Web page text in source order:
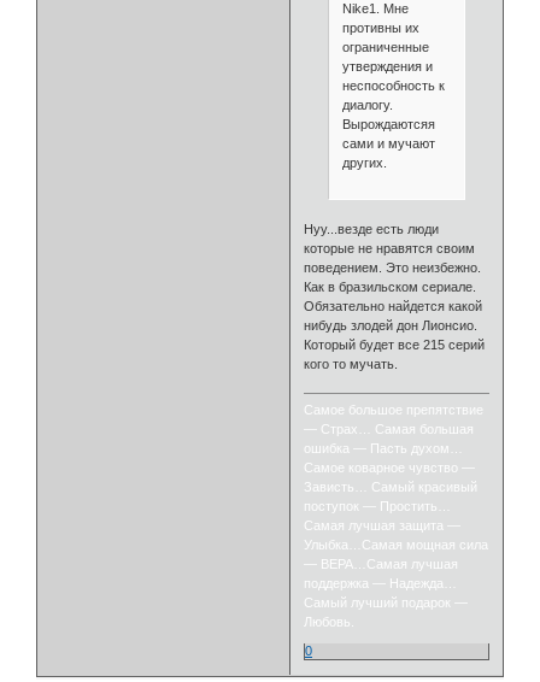
Nike1. Мне
противны их
ограниченные
утверждения и
неспособность к
диалогу.
Вырождаютсяя
сами и мучают
других.
Нуу...везде есть люди
которые не нравятся своим
поведением. Это неизбежно.
Как в бразильском сериале.
Обязательно найдется какой
нибудь злодей дон Лионсио.
Который будет все 215 серий
кого то мучать.
Самое большое препятствие
— Страх… Самая большая
ошибка — Пасть духом…
Самое коварное чувство —
Зависть… Самый красивый
поступок — Простить…
Самая лучшая защита —
Улыбка…Самая мощная сила
— ВЕРА…Самая лучшая
поддержка — Надежда…
Самый лучший подарок —
Любовь.
0